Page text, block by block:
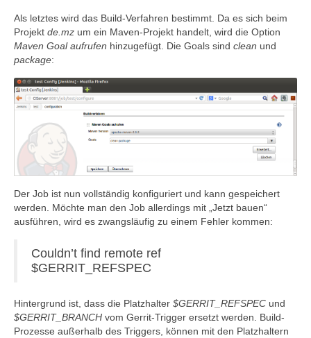
Als letztes wird das Build-Verfahren bestimmt. Da es sich beim
Projekt de.mz um ein Maven-Projekt handelt, wird die Option
Maven Goal aufrufen hinzugefügt. Die Goals sind clean und
package:
Der Job ist nun vollständig konfiguriert und kann gespeichert
werden. Möchte man den Job allerdings mit „Jetzt bauen“
ausführen, wird es zwangsläufig zu einem Fehler kommen:
Couldn’t find remote ref
$GERRIT_REFSPEC
Hintergrund ist, dass die Platzhalter $GERRIT_REFSPEC und
$GERRIT_BRANCH vom Gerrit-Trigger ersetzt werden. Build-
Prozesse außerhalb des Triggers, können mit den Platzhaltern